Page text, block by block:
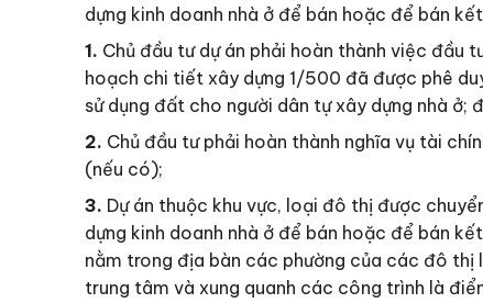
dựng kinh doanh nhà ở để bán hoặc để bán
1. Chủ đầu tư dự án phải hoàn thành việc đầu
hoạch chi tiết xây dựng 1/500 đã được phê
sử dụng đất cho người dân tự xây dựng nhà
2. Chủ đầu tư phải hoàn thành nghĩa vụ tài
(nếu có);
3. Dự án thuộc khu vực, loại đô thị được
dựng kinh doanh nhà ở để bán hoặc để bán
nằm trong địa bàn các phường của các đô
trung tâm và xung quanh các công trình là